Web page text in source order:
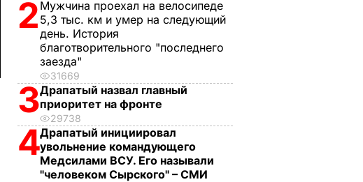
2 Мужчина проехал на велосипеде
5,3 тыс. км и умер на следующий
день. История
благотворительного "последнего
заезда"
31669
3Драпатый назвал главный
приоритет на фронте
29738
4Драпатый инициировал
увольнение командующего
Медсилами ВСУ. Его называли
"человеком Сырского" – СМИ